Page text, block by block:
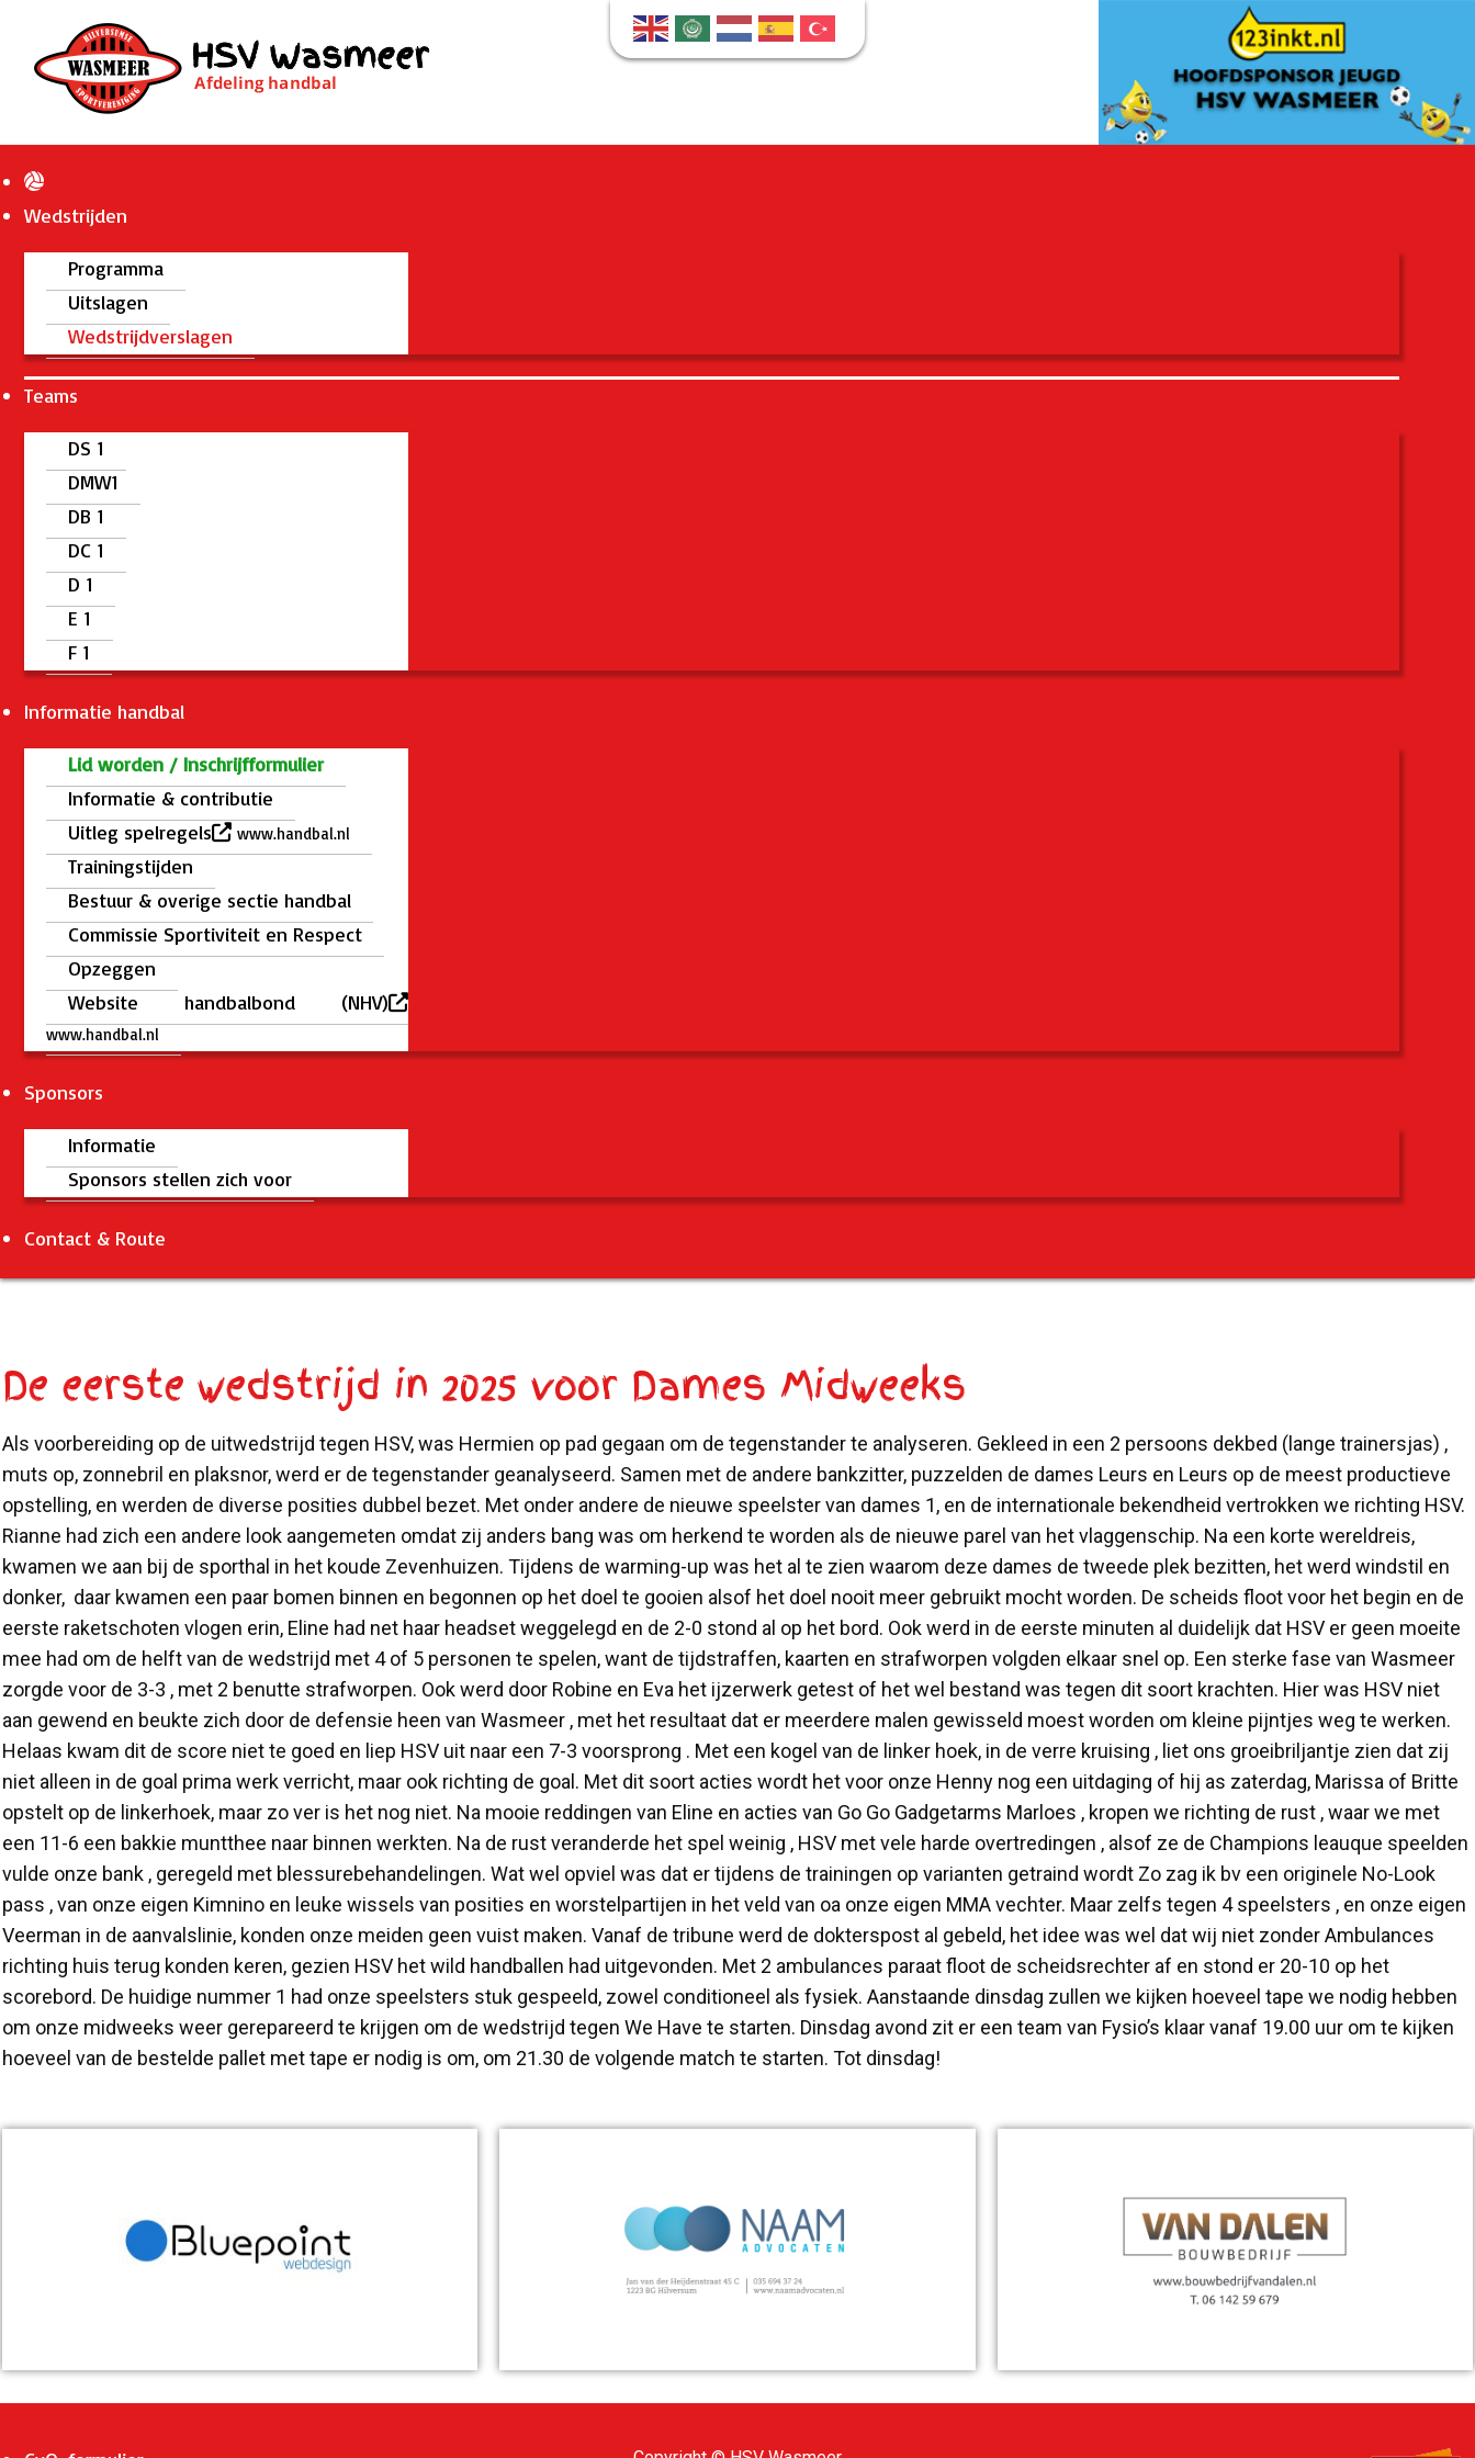
Wedstrijden
Programma
Uitslagen
Wedstrijdverslagen
Teams
DS 1
DMW1
DB 1
DC 1
D 1
E 1
F 1
Informatie handbal
Lid worden / Inschrijfformulier
Informatie & contributie
Uitleg spelregels
www.handbal.nl
Trainingstijden
Bestuur & overige sectie handbal
Commissie Sportiviteit en Respect
Opzeggen
Website handbalbond (NHV)
www.handbal.nl
Sponsors
Informatie
Sponsors stellen zich voor
Contact & Route
De eerste wedstrijd in 2025 voor Dames Midweeks
Als voorbereiding op de uitwedstrijd tegen HSV, was Hermien op pad gegaan om de tegenstander te analyseren. Gekleed in een 2 persoons dekbed (lange trainersjas) ,
muts op, zonnebril en plaksnor, werd er de tegenstander geanalyseerd. Samen met de andere bankzitter, puzzelden de dames Leurs en Leurs op de meest productieve
opstelling, en werden de diverse posities dubbel bezet. Met onder andere de nieuwe speelster van dames 1, en de internationale bekendheid vertrokken we richting HSV.
Rianne had zich een andere look aangemeten omdat zij anders bang was om herkend te worden als de nieuwe parel van het vlaggenschip. Na een korte wereldreis,
kwamen we aan bij de sporthal in het koude Zevenhuizen. Tijdens de warming-up was het al te zien waarom deze dames de tweede plek bezitten, het werd windstil en
donker, daar kwamen een paar bomen binnen en begonnen op het doel te gooien alsof het doel nooit meer gebruikt mocht worden. De scheids floot voor het begin en de
eerste raketschoten vlogen erin, Eline had net haar headset weggelegd en de 2-0 stond al op het bord. Ook werd in de eerste minuten al duidelijk dat HSV er geen moeite
mee had om de helft van de wedstrijd met 4 of 5 personen te spelen, want de tijdstraffen, kaarten en strafworpen volgden elkaar snel op. Een sterke fase van Wasmeer
zorgde voor de 3-3 , met 2 benutte strafworpen. Ook werd door Robine en Eva het ijzerwerk getest of het wel bestand was tegen dit soort krachten. Hier was HSV niet
aan gewend en beukte zich door de defensie heen van Wasmeer , met het resultaat dat er meerdere malen gewisseld moest worden om kleine pijntjes weg te werken.
Helaas kwam dit de score niet te goed en liep HSV uit naar een 7-3 voorsprong . Met een kogel van de linker hoek, in de verre kruising , liet ons groeibriljantje zien dat zij
niet alleen in de goal prima werk verricht, maar ook richting de goal. Met dit soort acties wordt het voor onze Henny nog een uitdaging of hij as zaterdag, Marissa of Britte
opstelt op de linkerhoek, maar zo ver is het nog niet. Na mooie reddingen van Eline en acties van Go Go Gadgetarms Marloes , kropen we richting de rust , waar we met
een 11-6 een bakkie muntthee naar binnen werkten. Na de rust veranderde het spel weinig , HSV met vele harde overtredingen , alsof ze de Champions leauque speelden
vulde onze bank , geregeld met blessurebehandelingen. Wat wel opviel was dat er tijdens de trainingen op varianten getraind wordt Zo zag ik bv een originele No-Look
pass , van onze eigen Kimnino en leuke wissels van posities en worstelpartijen in het veld van oa onze eigen MMA vechter. Maar zelfs tegen 4 speelsters , en onze eigen
Veerman in de aanvalslinie, konden onze meiden geen vuist maken. Vanaf de tribune werd de dokterspost al gebeld, het idee was wel dat wij niet zonder Ambulances
richting huis terug konden keren, gezien HSV het wild handballen had uitgevonden. Met 2 ambulances paraat floot de scheidsrechter af en stond er 20-10 op het
scorebord. De huidige nummer 1 had onze speelsters stuk gespeeld, zowel conditioneel als fysiek. Aanstaande dinsdag zullen we kijken hoeveel tape we nodig hebben
om onze midweeks weer gerepareerd te krijgen om de wedstrijd tegen We Have te starten. Dinsdag avond zit er een team van Fysio’s klaar vanaf 19.00 uur om te kijken
hoeveel van de bestelde pallet met tape er nodig is om, om 21.30 de volgende match te starten. Tot dinsdag!